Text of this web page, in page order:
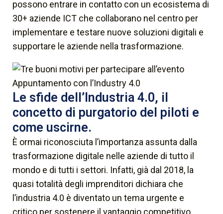
possono entrare in contatto con un ecosistema di
30+ aziende ICT che collaborano nel centro per
implementare e testare nuove soluzioni digitali e
supportare le aziende nella trasformazione.
Le sfide dell’Industria 4.0, il
concetto di purgatorio del piloti e
come uscirne.
È ormai riconosciuta l’importanza assunta dalla
trasformazione digitale nelle aziende di tutto il
mondo e di tutti i settori. Infatti, già dal 2018, la
quasi totalità degli imprenditori dichiara che
l’industria 4.0 è diventato un tema urgente e
critico per sostenere il vantaggio competitivo